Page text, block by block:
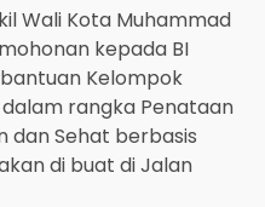
Wali Kota Muhammad
kepada BI
Kelompok
dalam rangka Penataan
dan Sehat berbasis
di buat di Jalan